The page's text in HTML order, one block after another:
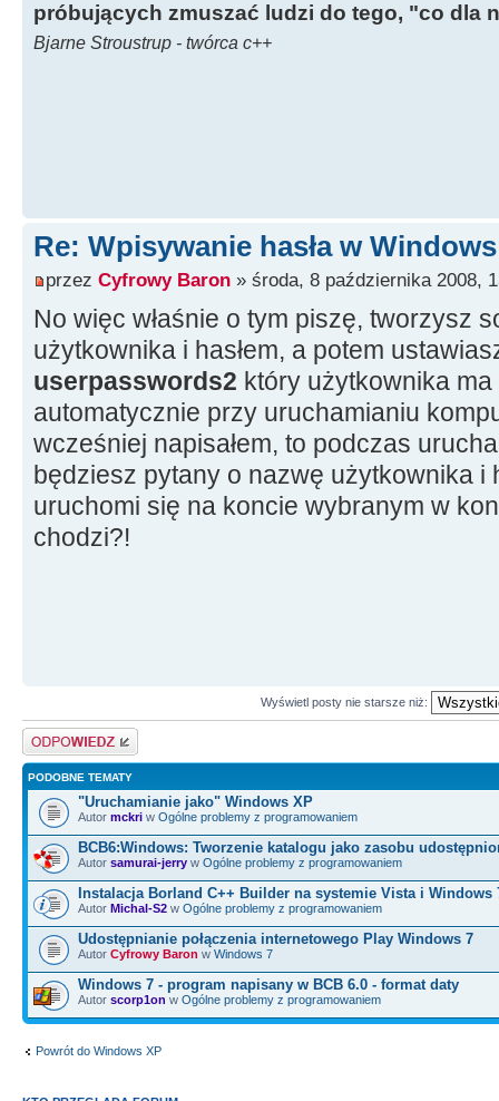
próbujących zmuszać ludzi do tego, "co dla
Bjarne Stroustrup - twórca c++
Re: Wpisywanie hasła w
przez Cyfrowy Baron » środa, 8 października 2008,
No więc właśnie o tym piszę, tworzysz
użytkownika i hasłem, a potem
userpasswords2 który użytkownika
automatycznie przy uruchamianiu
wcześniej napisałem, to podczas
będziesz pytany o nazwę użytkownika i
uruchomi się na koncie wybranym w
chodzi?!
Wyświetl posty nie starsze niż:
Odpowiedz
PODOBNE TEMATY
"Uruchamianie jako" Windows XP
Autor mckri w Ogólne problemy z programowaniem
BCB6:Windows: Tworzenie katalogu jako zasobu
Autor samurai-jerry w Ogólne problemy z programowaniem
Instalacja Borland C++ Builder na systemie Vista i Windows
Autor Michal-S2 w Ogólne problemy z programowaniem
Udostępnianie połączenia internetowego Play Windows 7
Autor Cyfrowy Baron w Windows 7
Windows 7 - program napisany w BCB 6.0 - format daty
Autor scorp1on w Ogólne problemy z programowaniem
Powrót do Windows XP